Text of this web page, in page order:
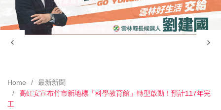
Home
最新新聞
高虹安宣布竹市新地標「科學教育館」轉型啟動！預計117年完
工